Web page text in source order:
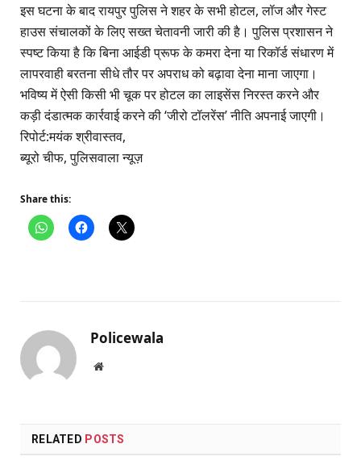
इस घटना के बाद रायपुर पुलिस ने शहर के सभी होटल, लॉज और गेस्ट
हाउस संचालकों के लिए सख्त चेतावनी जारी की है। पुलिस प्रशासन ने
स्पष्ट किया है कि बिना आईडी प्रूफ के कमरा देना या रिकॉर्ड संधारण में
लापरवाही बरतना सीधे तौर पर अपराध को बढ़ावा देना माना जाएगा।
भविष्य में ऐसी किसी भी चूक पर होटल का लाइसेंस निरस्त करने और
कड़ी दंडात्मक कार्रवाई करने की ‘जीरो टॉलरेंस’ नीति अपनाई जाएगी।
रिपोर्ट:मयंक श्रीवास्तव,
ब्यूरो चीफ, पुलिसवाला न्यूज़
Share this:
Policewala
Website
RELATED POSTS